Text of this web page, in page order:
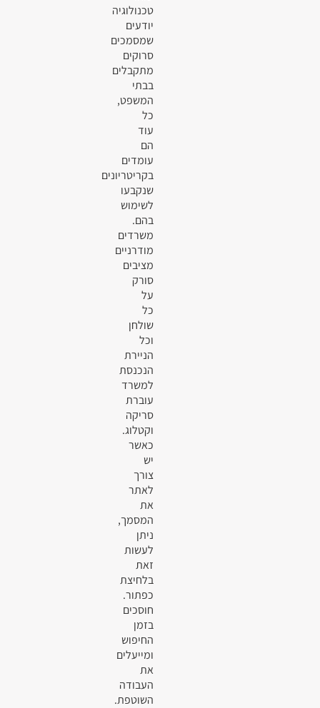
טכנולוגיה
יודעים
שמסמכים
סרוקים
מתקבלים
בבתי
המשפט,
כל
עוד
הם
עומדים
בקריטריונים
שנקבעו
לשימוש
בהם.
משרדים
מודרניים
מציבים
סורק
על
כל
שולחן
וכל
הניירת
הנכנסת
למשרד
עוברת
סריקה
וקטלוג.
כאשר
יש
צורך
לאתר
את
המסמך,
ניתן
לעשות
זאת
בלחיצת
כפתור.
חוסכים
בזמן
החיפוש
ומייעלים
את
העבודה
השוטפת.